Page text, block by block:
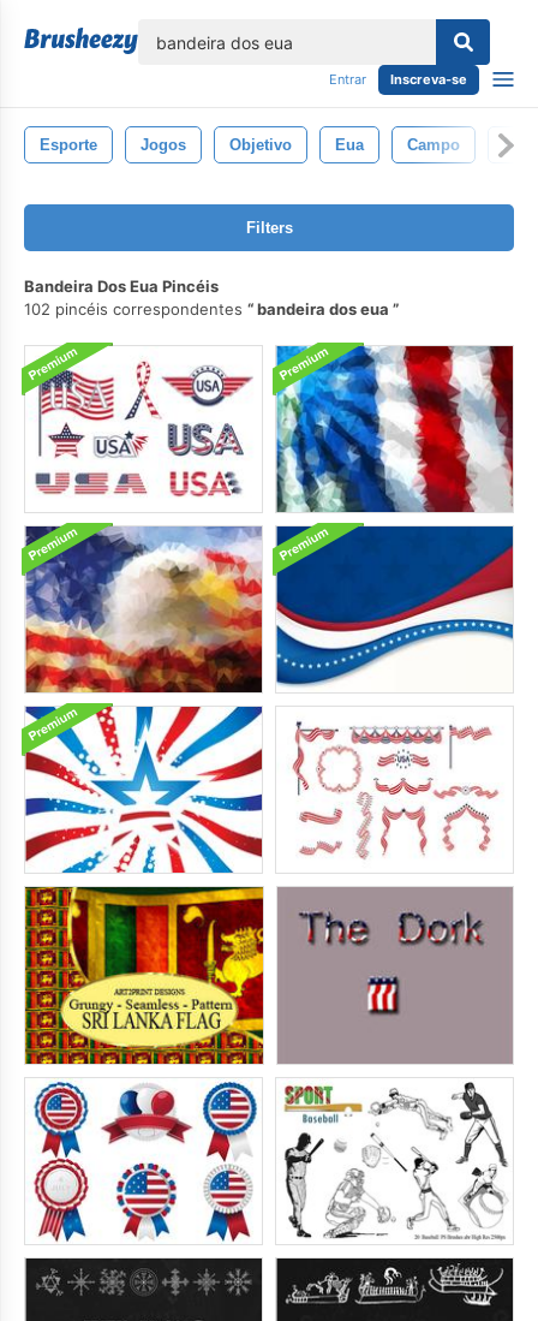
Entrar Inscreva-se
Esporte Jogos Objetivo Eua Campo Nfl
Filters
Bandeira Dos Eua Pincéis
102 pincéis correspondentes
bandeira dos eua